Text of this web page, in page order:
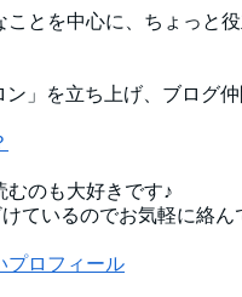
ことを中心に、ちょっと
ン」を立ち上げ、ブログ
むのも大好きです♪
ているのでお気軽に絡
プロフィール